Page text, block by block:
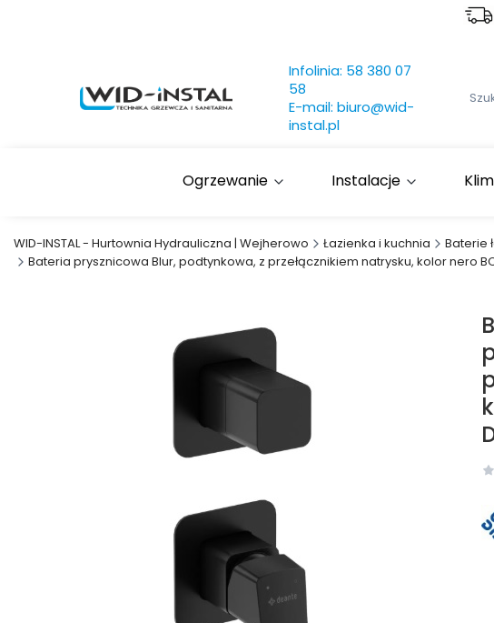
Infolinia: 58 380 07
58
E-mail: biuro@wid-
instal.pl
Ogrzewanie Instalacje
WID-INSTAL - Hurtownia Hydrauliczna | Wejherowo Łazienka i kuchnia Baterie
Bateria prysznicowa Blur, podtynkowa, z przełącznikiem natrysku, kolor nero